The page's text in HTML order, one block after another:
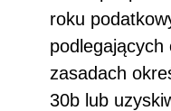
roku
podlegających
zasadach
30b lub